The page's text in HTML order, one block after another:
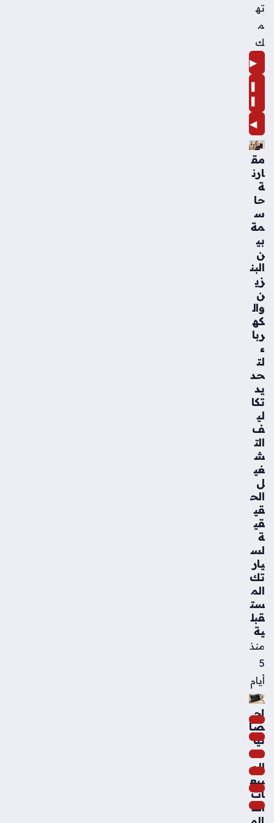
ته
م
ك
▶
❚
❚
◀
مق
ارن
ة
حا
س
مة
بي
ن
البن
زي
ن
وال
كه
ربا
ء
لت
حد
يد
تكا
لي
ف
الت
ش
غي
ل
الح
قي
قي
ة
لس
يار
تك
الم
ست
قبل
ية
منذ
5
أيام
إح
صا
ئيا
ت
الم
بيع
ات
الع